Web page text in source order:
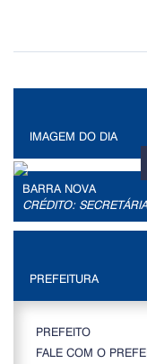
IMAGEM DO DIA
BARRA NOVA
CRÉDITO:
PREFEITURA
PREFEITO
FALE COM O